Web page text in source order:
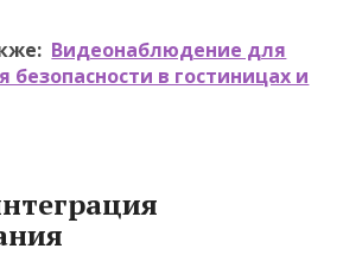
Видеонаблюдение для
безопасности в гостиницах и